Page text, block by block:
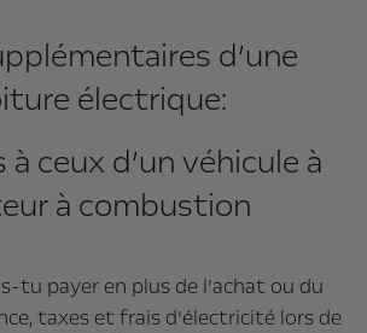
d’une
électrique:
ceux d’un véhicule à
à combustion
tu payer en plus de l’achat ou du
taxes et frais d’électricité lors de